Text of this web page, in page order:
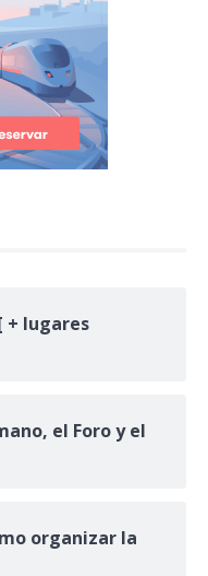
+ lugares
el Foro y el
organizar la